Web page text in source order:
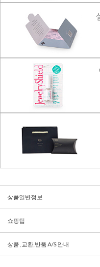
상품일반정보
쇼핑팁
상품 ,교환,반품 A/S 안내